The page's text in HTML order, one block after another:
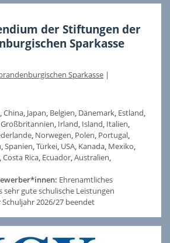
der Stiftungen der
Sparkasse
Sparkasse |
,China, Japan, Belgien, Dänemark, Estland,
Großbritannien, Irland, Island, Italien,
, Norwegen, Polen, Portugal,
,Spanien,Türkei, USA, Kanada, Mexiko,
,Costa Rica, Ecuador,Australien,
Ehrenamtliches
sehr gute schulische Leistungen
Schuljahr 2026/27 beendet